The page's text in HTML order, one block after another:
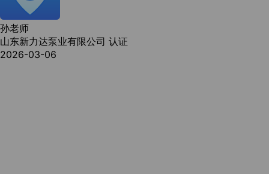
孙老师
山东新力达泵业有限公司 认证
2026-03-06